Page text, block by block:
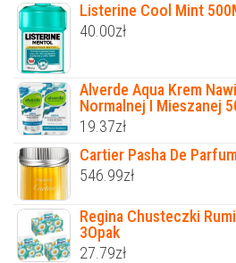
Listerine Cool Mint
40.00zł
Alverde Aqua Krem
Normalnej I Mieszanej
19.37zł
Cartier Pasha De
546.99zł
Regina Chusteczki
3Opak
27.79zł